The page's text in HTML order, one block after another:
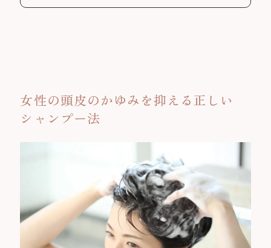
女性の頭皮のかゆみを抑える正しい
シャンプー法